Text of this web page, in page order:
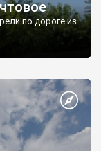
по дороге из